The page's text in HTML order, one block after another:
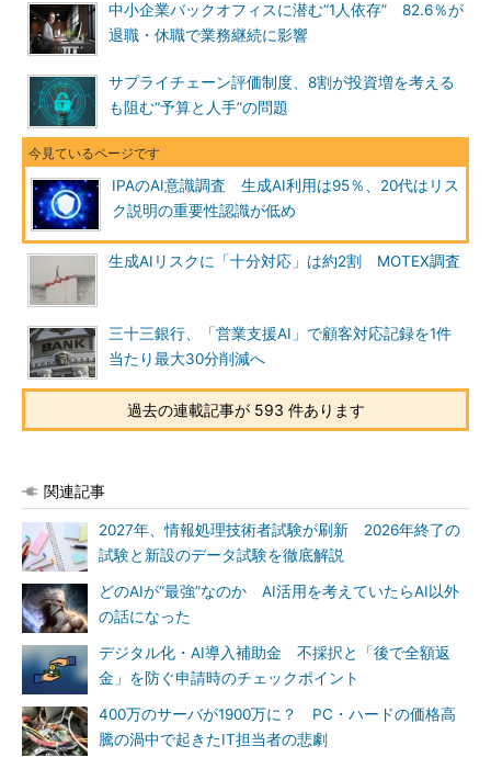
中小企業バックオフィスに潜む“1人依存” 82.6％が
退職・休職で業務継続に影響
サプライチェーン評価制度、8割が投資増を考える
も阻む“予算と人手”の問題
IPAのAI意識調査 生成AI利用は95％、20代はリス
ク説明の重要性認識が低め
生成AIリスクに「十分対応」は約2割 MOTEX調査
三十三銀行、「営業支援AI」で顧客対応記録を1件
当たり最大30分削減へ
過去の連載記事が 593 件あります
関連記事
2027年、情報処理技術者試験が刷新 2026年終了の
試験と新設のデータ試験を徹底解説
どのAIが“最強”なのか AI活用を考えていたらAI以外
の話になった
デジタル化・AI導入補助金 不採択と「後で全額返
金」を防ぐ申請時のチェックポイント
400万のサーバが1900万に？ PC・ハードの価格高
騰の渦中で起きたIT担当者の悲劇